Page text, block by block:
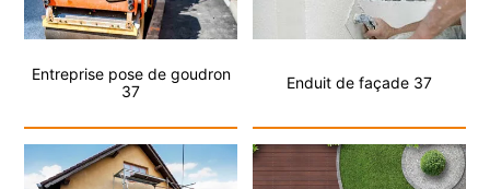
Entreprise pose de goudron
37
Enduit de façade 37